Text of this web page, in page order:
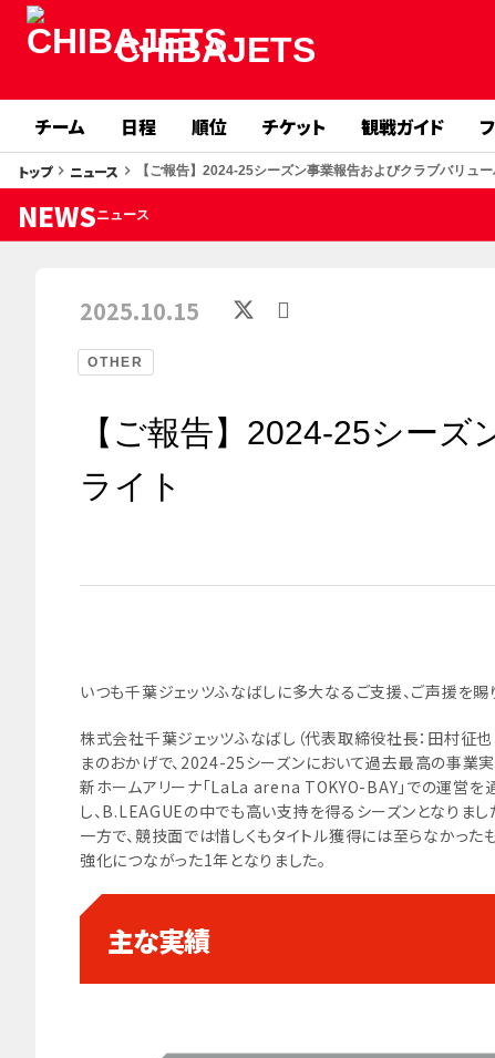
CHIBAJETS
チーム 日程 順位 チケット 観戦ガイド
トップkeyboard_arrow_right ニュース keyboard_arrow_right 【ご報告】2024-25シーズン事業報告およびクラブバリュ
NEWSニュース
OTHER
2025.10.15
【ご報告】2024-25シー
ライト
いつも千葉ジェッツふなばしに多大なるご支援、ご声援を賜
株式会社千葉ジェッツふなばし（代表取締役社長：田村征
まのおかげで、2024-25シーズンにおいて過去最高の事業実
新ホームアリーナ「LaLa arena TOKYO-BAY」での運営を
し、B.LEAGUEの中でも高い支持を得るシーズンとなりまし
一方で、競技面では惜しくもタイトル獲得には至らなかっ
強化につながった1年となりました。
主な実績